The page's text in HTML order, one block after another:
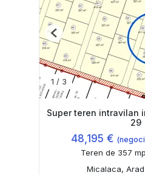
1 / 3
Previous
Super teren intravilan
29
48,195 €
Teren de 357
Micalaca, Arad